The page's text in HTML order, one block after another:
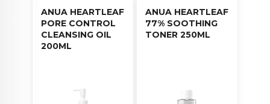
ANUA HEARTLEAF
PORE CONTROL
CLEANSING OIL
200ML
ANUA HEARTLEAF
77% SOOTHING
TONER 250ML